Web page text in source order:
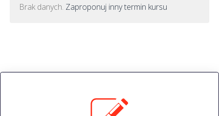
Brak danych. Zaproponuj inny termin kursu